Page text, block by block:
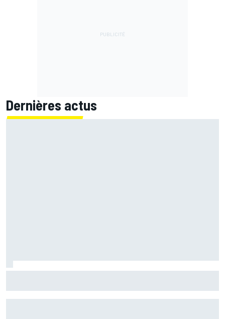
Dernières actus